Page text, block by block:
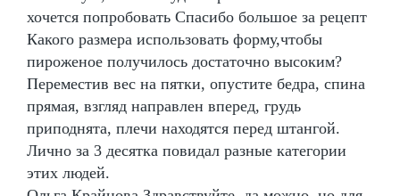
хочется попробовать Спасибо большое за рецепт
Какого размера использовать форму,чтобы
пироженое получилось достаточно высоким?
Переместив вес на пятки, опустите бедра, спина
прямая, взгляд направлен вперед, грудь
приподнята, плечи находятся перед штангой.
Лично за 3 десятка повидал разные категории
этих людей.